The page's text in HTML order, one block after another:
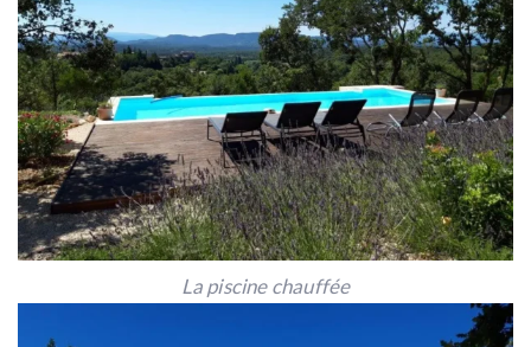
La piscine chauffée